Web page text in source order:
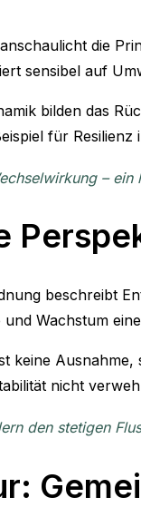
die
sensibel auf
bilden das
für Resilienz
–
beschreibt
Wachstum
keine
nicht
den stetigen